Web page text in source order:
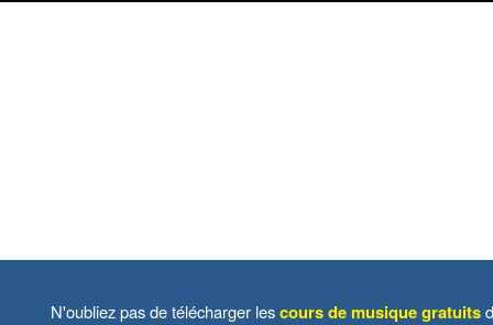
N'oubliez pas de télécharger lescours de musique gratuits